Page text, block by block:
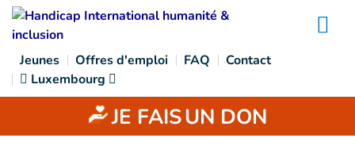
Goto main content
Jeunes Offres d'emploi FAQ
Contact
Luxembourg
JE FAISUN DON